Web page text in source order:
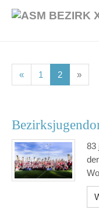
« 1 (current)
2(current)
»
83